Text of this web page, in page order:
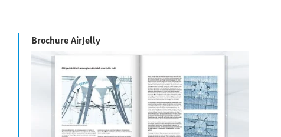
Brochure AirJelly